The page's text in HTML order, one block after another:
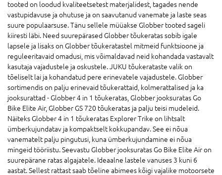
tooted on loodud kvaliteetsetest materjalidest, tagades nende
vastupidavuse ja ohutuse ja on saavutanud vanemate ja laste seas
suure populaarsuse. Tänu sellele müüakse Globber tooted sageli
kiiresti läbi. Need suurepärased Globber tõukeratas sobib igale
lapsele ja lisaks on Globber tõukeratastel mitmeid funktsioone ja
reguleeritavaid omadusi, mis võimaldavad neid kohandada vastavalt
kasutaja vajadustele ja oskustele. JUKU tõukerataste valik on
tõeliselt lai ja kohandatud pere erinevatele vajadustele. Globber
sortimendis on palju erinevaid tõukerattaid, kolmerattalised ja ka
jooksurattad - Globber 4 in 1 tõukeratas, Globber jooksuratas Go
Bike Elite Air, Globber GS 720 tõukeratas ja palju teisi mudeleid.
Näiteks Globber 4 in 1 tõukeratas Explorer Trike on lihtsalt
ümberkujundatav ja kompaktselt kokkupandav. See ei nõua
vanematelt palju pingutusi, kuna ümberkujundamine ei nõua
mingeid tööriistu. Seevastu Globber jooksuratas Go Bike Elite Air on
suurepärane ratas algajatele. Ideaalne lastele vanuses 3 kuni 6
aastat. Sellest rattast saab tõeline abimees kõigi vajalike motoorsete